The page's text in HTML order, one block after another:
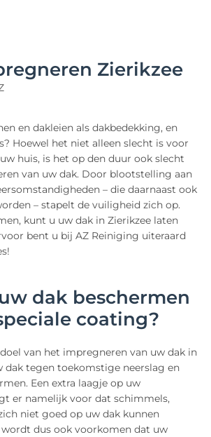
Zierikzee
en dakleien als dakbedekking, en
Hoewel het niet alleen slecht is voor
huis, is het op den duur ook slecht
van uw dak. Door blootstelling aan
– die daarnaast ook
– stapelt de vuiligheid zich op.
kunt u uw dak in Zierikzee laten
bent u bij AZ Reiniging uiteraard
dak beschermen
coating?
van het impregneren van uw dak in
dak tegen toekomstige neerslag en
Een extra laagje op uw
er namelijk voor dat schimmels,
niet goed op uw dak kunnen
dus ook voorkomen dat uw